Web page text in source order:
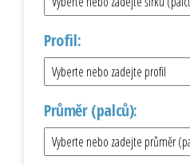
Profil:
Průměr (palců):